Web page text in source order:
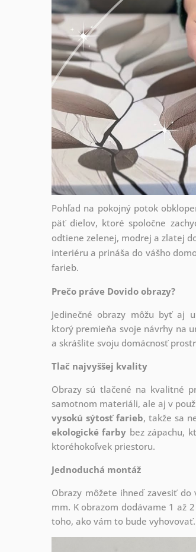
Pohľad na pokojný potok
päť dielov, ktoré spoločne
odtiene zelenej, modrej a zlatej
interiéru a prináša do vášho
farieb.
Prečo práve Dovido obrazy?
Jedinečné obrazy môžu byť aj
ktorý premieňa svoje návrhy na
a skrášlite svoju domácnosť
Tlač najvyššej kvality
Obrazy sú tlačené na kvalitné
samotnom materiáli, ale aj v
vysokú sýtosť farieb, takže sa
ekologické farby bez zápachu,
ktoréhokoľvek priestoru.
Jednoduchá montáž
Obrazy môžete ihneď zavesiť
mm. K obrazom dodávame 1 až
toho, ako vám to bude vyhovovať.